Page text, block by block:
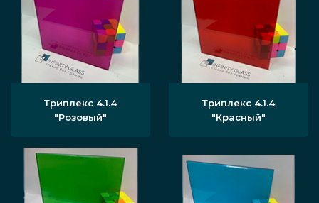
Триплекс 4.1.4
"Розовый"
Триплекс 4.1.4
"Красный"